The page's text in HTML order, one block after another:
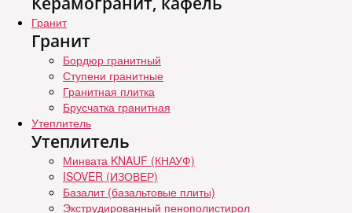
Гранит
Гранит
Бордюр гранитный
Ступени гранитные
Гранитная плитка
Брусчатка гранитная
Утеплитель
Утеплитель
Минвата KNAUF (КНАУФ)
ISOVER (ИЗОВЕР)
Базалит (базальтовые плиты)
Экструдированный пенополистирол